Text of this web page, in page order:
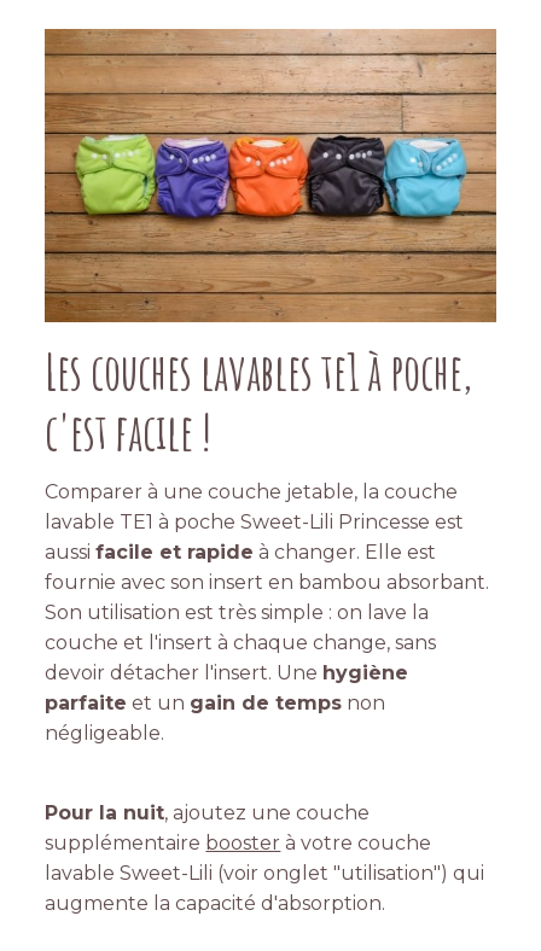
Les couches lavables te1 à poche,
c'est facile !
Comparer à une couche jetable, la couche
lavable TE1 à poche Sweet-Lili Princesse est
aussifacile et rapide à changer. Elle est
fournie avec son insert en bambou absorbant.
Son utilisation est très simple : on lave la
couche et l'insert à chaque change, sans
devoir détacher l'insert. Une hygiène
parfaite et un gain de temps non
négligeable.
Pour la nuit, ajoutez une couche
supplémentaire booster à votre couche
lavable Sweet-Lili (voir onglet "utilisation") qui
augmente la capacité d'absorption.